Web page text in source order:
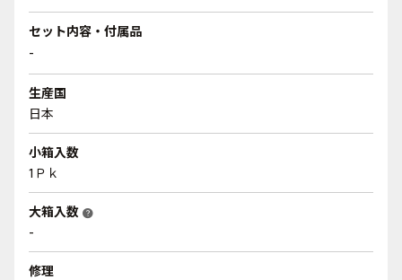
セット内容・付属品
-
生産国
日本
小箱入数
1Ｐｋ
大箱入数 help
-
修理